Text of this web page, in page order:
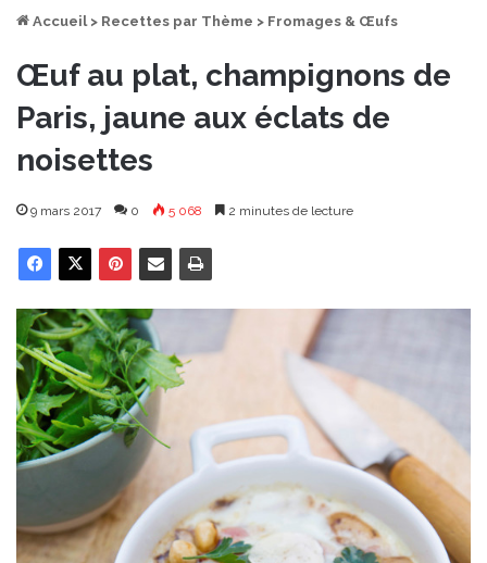
Accueil > Recettes par Thème > Fromages & Œufs
Œuf au plat, champignons de
Paris, jaune aux éclats de
noisettes
9 mars 2017 0 5 068 2 minutes de lecture